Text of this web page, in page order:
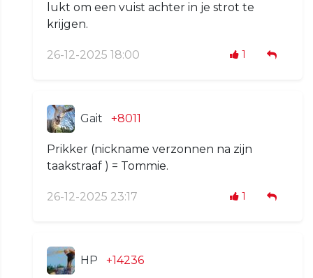
lukt om een vuist achter in je strot te
krijgen.
26-12-2025 18:00 1
Gait +8011
Prikker (nickname verzonnen na zijn
taakstraaf ) = Tommie.
26-12-2025 23:17 1
HP +14236